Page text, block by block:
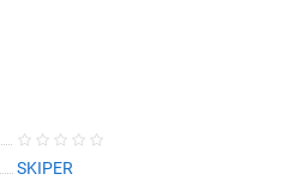
SKIPER